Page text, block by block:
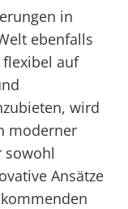
in
ebenfalls
auf
wird
moderner
sowohl
Ansätze